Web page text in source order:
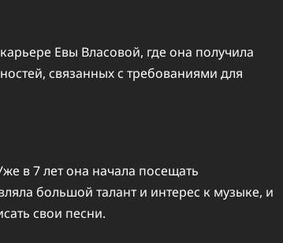
Евы Власовой, где она получила
связанных с требованиями для
в 7 лет она начала посещать
большой талант и интерес к музыке, и
свои песни.